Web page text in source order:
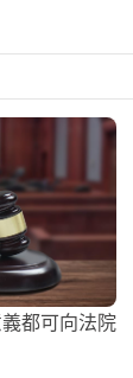
都可向法院